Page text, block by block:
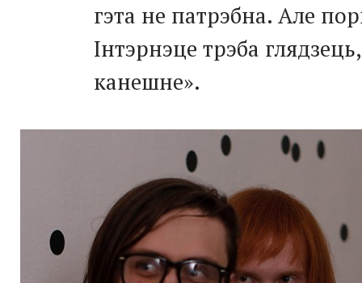
гэта не патрэбна. Але
Інтэрнэце трэба глядзець,
канешне».